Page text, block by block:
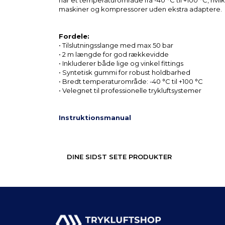
maskiner og kompressorer uden ekstra adaptere.
Fordele:
• Tilslutningsslange med max 50 bar
• 2 m længde for god rækkevidde
• Inkluderer både lige og vinkel fittings
• Syntetisk gummi for robust holdbarhed
• Bredt temperaturområde: -40 °C til +100 °C
• Velegnet til professionelle trykluftsystemer
Instruktionsmanual
DINE SIDST SETE PRODUKTER